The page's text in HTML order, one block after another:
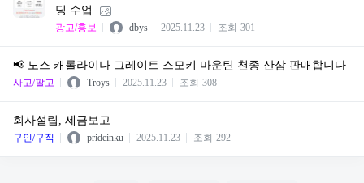
딩 수업
광고/홍보 dbys 2025.11.23 조회 301
📢 노스 캐롤라이나 그레이트 스모키 마운틴 천종 산삼 판매합니다
사고/팔고 Troys 2025.11.23 조회 308
회사설립, 세금보고
구인/구직 prideinku 2025.11.23 조회 292